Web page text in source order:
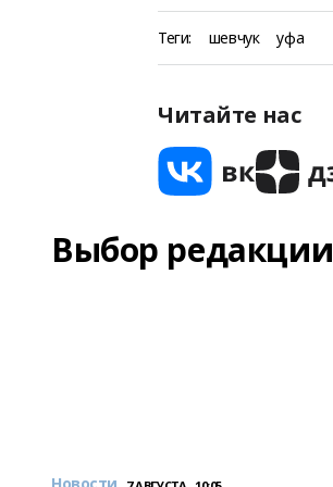
Теги: шевчук уфа
Читайте нас
Выбор редакции